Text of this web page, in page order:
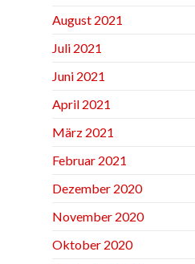
August 2021
Juli 2021
Juni 2021
April 2021
März 2021
Februar 2021
Dezember 2020
November 2020
Oktober 2020